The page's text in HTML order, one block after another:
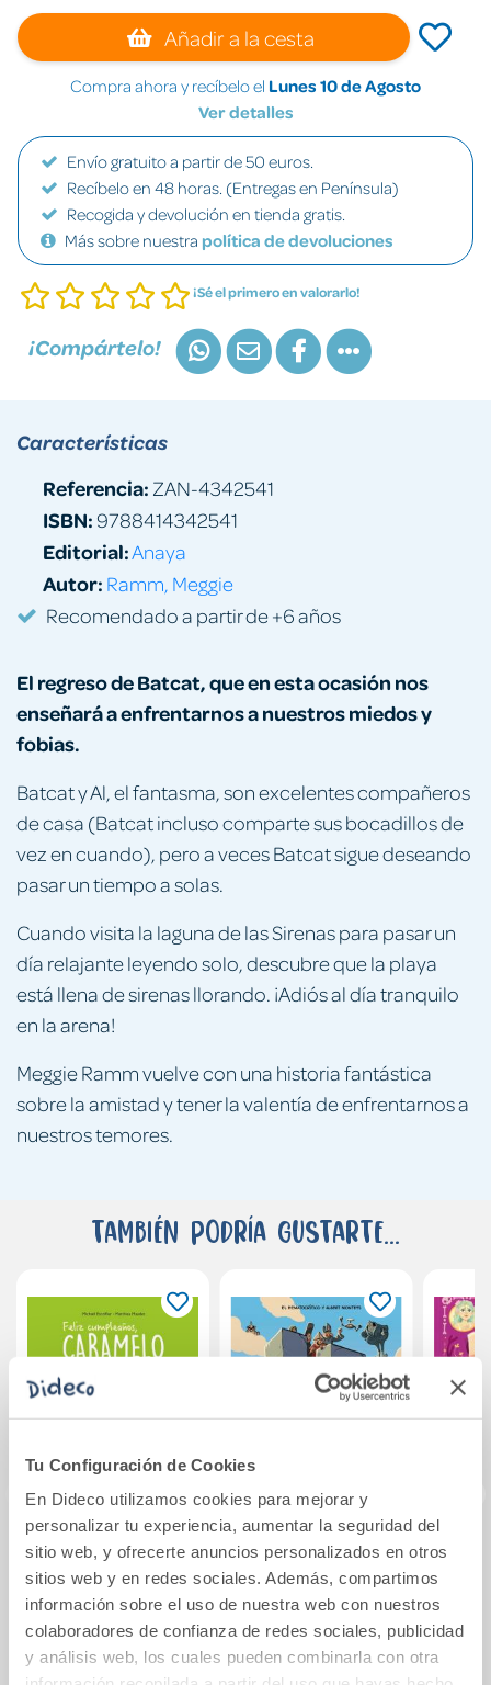
Tu Configuración de Cookies
En Dideco utilizamos cookies para mejorar y
personalizar tu experiencia, aumentar la seguridad del
sitio web, y ofrecerte anuncios personalizados en otros
sitios web y en redes sociales. Además, compartimos
información sobre el uso de nuestra web con nuestros
colaboradores de confianza de redes sociales, publicidad
y análisis web, los cuales pueden combinarla con otra
Añadir a la cesta
Compra ahora y recíbelo el Lunes 10 de Agosto
Ver detalles
Envío gratuito a partir de 50 euros.
Recíbelo en 48 horas. (Entregas en Península)
Recogida y devolución en tienda gratis.
Más sobre nuestra política de devoluciones
¡Sé el primero en valorarlo!
¡Compártelo!
El regreso de Batcat, que en esta ocasión nos
enseñará a enfrentarnos a nuestros miedos y
fobias.
Batcat y Al, el fantasma, son excelentes compañeros
de casa (Batcat incluso comparte sus bocadillos de
vez en cuando), pero a veces Batcat sigue deseando
pasar un tiempo a solas.
Cuando visita la laguna de las Sirenas para pasar un
día relajante leyendo solo, descubre que la playa
está llena de sirenas llorando. ¡Adiós al día tranquilo
en la arena!
Meggie Ramm vuelve con una historia fantástica
sobre la amistad y tener la valentía de enfrentarnos a
nuestros temores.
Características
Referencia: ZAN-4342541
ISBN:9788414342541
Editorial:Anaya
Autor: Ramm, Meggie
Recomendado a partir de +6 años
También podría gustarte...
Feliz cumpleaños,
Caramelo
10,95€
Legendario
27,90€
Ada